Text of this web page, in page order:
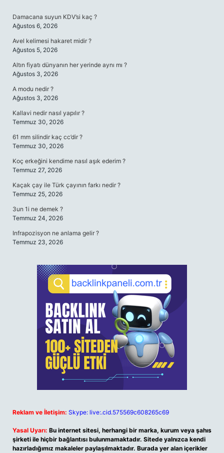
Damacana suyun KDV’si kaç ?
Ağustos 6, 2026
Avel kelimesi hakaret midir ?
Ağustos 5, 2026
Altın fiyatı dünyanın her yerinde aynı mı ?
Ağustos 3, 2026
A modu nedir ?
Ağustos 3, 2026
Kallavi nedir nasıl yapılır ?
Temmuz 30, 2026
61 mm silindir kaç cc’dir ?
Temmuz 30, 2026
Koç erkeğini kendime nasıl aşık ederim ?
Temmuz 27, 2026
Kaçak çay ile Türk çayının farkı nedir ?
Temmuz 25, 2026
3un 1i ne demek ?
Temmuz 24, 2026
Infrapozisyon ne anlama gelir ?
Temmuz 23, 2026
Reklam ve İletişim: Skype: live:.cid.575569c608265c69
Yasal Uyarı: Bu internet sitesi, herhangi bir marka, kurum veya şahıs
şirketi ile hiçbir bağlantısı bulunmamaktadır. Sitede yalnızca kendi
hazırladığımız makaleler paylaşılmaktadır. Burada yer alan içerikler